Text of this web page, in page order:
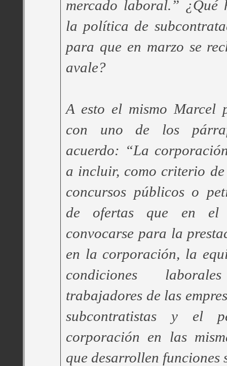
mercado laboral.” ¿Qué
la política de
para que en marzo se
avale?
A esto el mismo Marcel
con uno de los
acuerdo: “La
a incluir, como criterio de
concursos públicos o
de ofertas que en el
convocarse para la
en la corporación, la
condiciones
trabajadores de las
subcontratistas y el
corporación en las
que desarrollen funciones